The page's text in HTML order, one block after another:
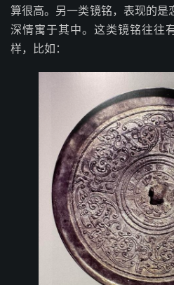
算很高。另一类镜铭，表现的是
深情寓于其中。这类镜铭往往
样，比如：